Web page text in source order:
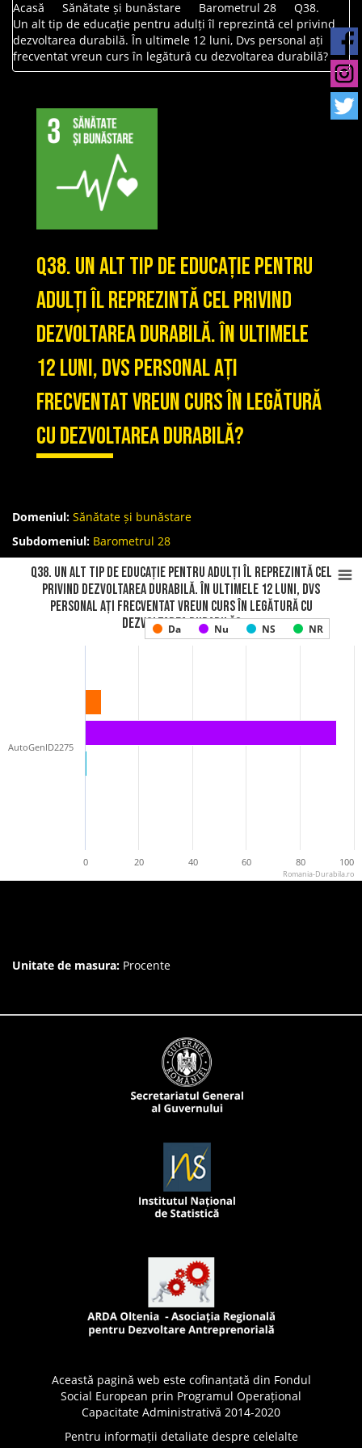
Acasă Sănătate și bunăstare Barometrul 28
Q38.
Un alt tip de educație pentru adulți îl reprezintă cel privind
dezvoltarea durabilă. În ultimele 12 luni, Dvs personal ați
frecventat vreun curs în legătură cu dezvoltarea durabilă?
Q38. Un alt tip de educație pentru
adulți îl reprezintă cel privind
dezvoltarea durabilă. În ultimele
12 luni, Dvs personal ați
frecventat vreun curs în legătură
cu dezvoltarea durabilă?
Domeniul: Sănătate și bunăstare
Subdomeniul: Barometrul 28
Q38. Un alt tip de educație pentru adulți îl reprezintă cel
privind dezvoltarea durabilă. În ultimele 12 luni, Dvs
personal ați frecventat vreun curs în legătură cu
dezvoltarea durabilă?
Da Nu NS NR
AutoGenID2275
0 20 40 60 80 100
Romania-Durabila.ro
Unitate de masura: Procente
Această pagină web este cofinanțată din Fondul
Social European prin Programul Operațional
Capacitate Administrativă 2014-2020
Pentru informații detaliate despre celelalte